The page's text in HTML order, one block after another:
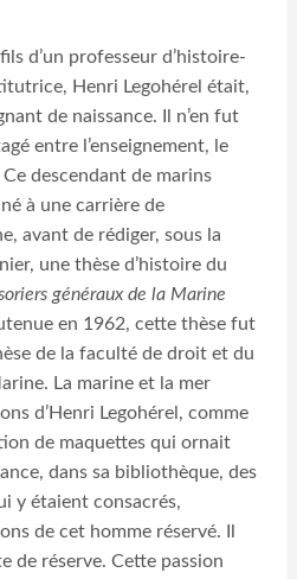
d’un professeur d’histoire-
Henri Legohérel était,
de naissance. Il n’en fut
entre l’enseignement, le
descendant de marins
à une carrière de
avant de rédiger, sous la
une thèse d’histoire du
généraux de la Marine
en 1962, cette thèse fut
de la faculté de droit et du
La marine et la mer
d’Henri Legohérel, comme
de maquettes qui ornait
dans sa bibliothèque, des
y étaient consacrés,
de cet homme réservé. Il
de réserve. Cette passion